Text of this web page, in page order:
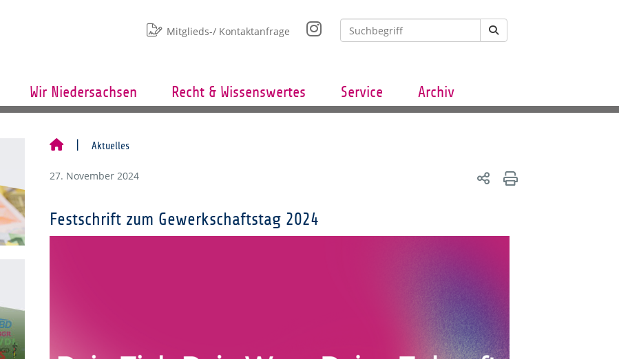
Mitglieds-/ Kontaktanfrage
Wir Niedersachsen Recht & Wissenswertes Service Archiv
Aktuelles
27. November 2024
Festschrift zum Gewerkschaftstag 2024